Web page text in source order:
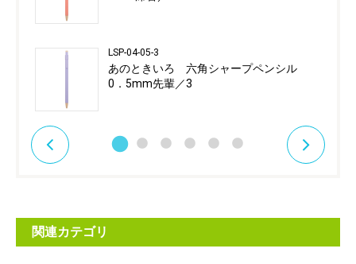
LSP-04-05-3
あのときいろ 六角シャープペンシル
0．5mm先輩／3
関連カテゴリ